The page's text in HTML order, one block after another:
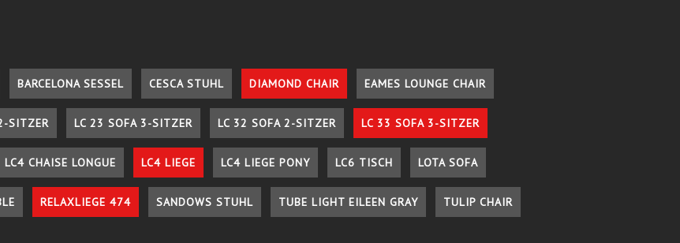
BARCELONA SESSEL CESCA STUHL DIAMOND CHAIR EAMES LOUNGE CHAIR
SITZER LC 23 SOFA 3-SITZER LC 32 SOFA 2-SITZER LC 33 SOFA 3-SITZER
LC4 CHAISE LONGUE LC4 LIEGE LC4 LIEGE PONY LC6 TISCH LOTA SOFA
RELAXLIEGE 474 SANDOWS STUHL TUBE LIGHT EILEEN GRAY TULIP CHAIR